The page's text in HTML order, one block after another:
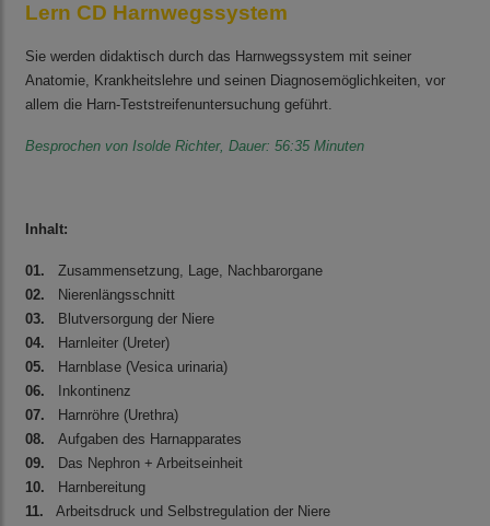
Lern CD Harnwegssystem
Sie werden didaktisch durch das Harnwegssystem mit seiner
Anatomie, Krankheitslehre und seinen Diagnosemöglichkeiten, vor
allem die Harn-Teststreifenuntersuchung geführt.
Besprochen von Isolde Richter, Dauer: 56:35 Minuten
Inhalt:
01. Zusammensetzung, Lage, Nachbarorgane
02. Nierenlängsschnitt
03. Blutversorgung der Niere
04. Harnleiter (Ureter)
05. Harnblase (Vesica urinaria)
06. Inkontinenz
07. Harnröhre (Urethra)
08. Aufgaben des Harnapparates
09. Das Nephron + Arbeitseinheit
10. Harnbereitung
11. Arbeitsdruck und Selbstregulation der Niere